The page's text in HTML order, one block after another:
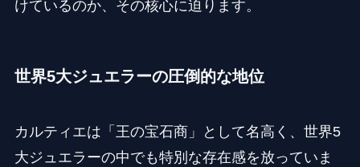
けているのか、その核心に迫ります。
世界5大ジュエラーの圧倒的な地位
カルティエは「王の宝石商」として名高く、世界5
大ジュエラーの中でも特別な存在感を放っていま